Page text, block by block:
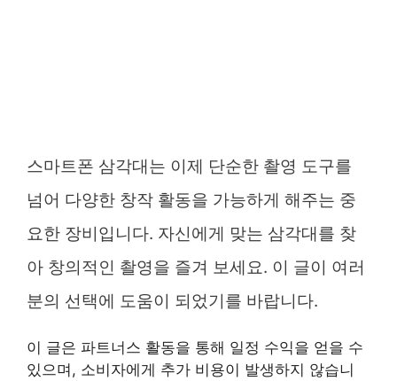
스마트폰 삼각대는 이제 단순한 촬영 도구를
넘어 다양한 창작 활동을 가능하게 해주는 중
요한 장비입니다. 자신에게 맞는 삼각대를 찾
아 창의적인 촬영을 즐겨 보세요. 이 글이 여러
분의 선택에 도움이 되었기를 바랍니다.
이 글은 파트너스 활동을 통해 일정 수익을 얻을 수
있으며, 소비자에게 추가 비용이 발생하지 않습니